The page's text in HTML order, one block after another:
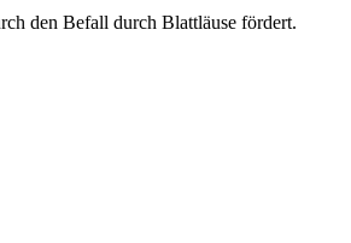
den Befall durch Blattläuse fördert.